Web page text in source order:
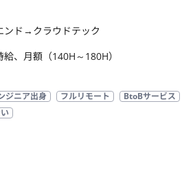
ンド→クラウドテック
給、月額（140H～180H）
ジニア出身 フルリモート
BtoBサービス